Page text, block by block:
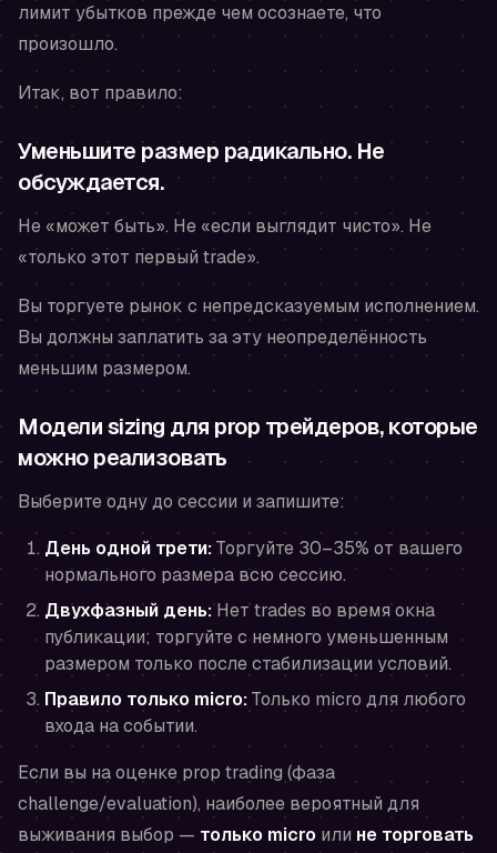
лимит убытков прежде чем осознаете, что
произошло.
Итак, вот правило:
Уменьшите размер радикально. Не
обсуждается.
Не «может быть». Не «если выглядит чисто». Не
«только этот первый trade».
Вы торгуете рынок с непредсказуемым исполнением.
Вы должны заплатить за эту неопределённость
меньшим размером.
Модели sizing для prop трейдеров, которые
можно реализовать
Выберите одну до сессии и запишите:
День одной трети:Торгуйте 30–35% от вашего
нормального размера всю сессию.
Двухфазный день:Нет trades во время окна
публикации; торгуйте с немного уменьшенным
размером только после стабилизации условий.
Правило только micro:Только micro для любого
входа на событии.
Если вы на оценке prop trading (фаза
challenge/evaluation), наиболее вероятный для
выживания выбор — только micro или не торговать